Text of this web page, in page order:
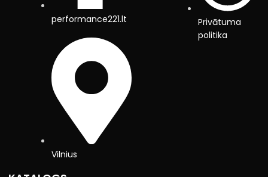
performance221.lt
Vilnius
Privātuma
politika